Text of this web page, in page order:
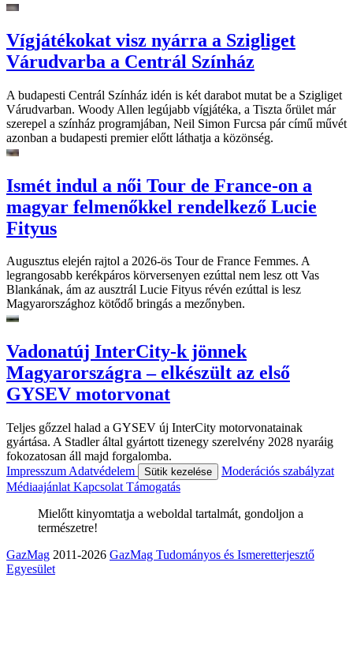
Vígjátékokat visz nyárra a Szigliget
Várudvarba a Centrál Színház
A budapesti Centrál Színház idén is két darabot mutat be a Szigliget
Várudvarban. Woody Allen legújabb vígjátéka, a Tiszta őrület már
szerepel a színház programjában, Neil Simon Furcsa pár című művét
azonban a budapesti premier előtt láthatja a közönség.
Ismét indul a női Tour de France-on a
magyar felmenőkkel rendelkező Lucie
Fityus
Augusztus elején rajtol a 2026-ös Tour de France Femmes. A
legrangosabb kerékpáros körversenyen ezúttal nem lesz ott Vas
Blankának, ám az ausztrál Lucie Fityus révén ezúttal is lesz
Magyarországhoz kötődő bringás a mezőnyben.
Vadonatúj InterCity-k jönnek
Magyarországra – elkészült az első
GYSEV motorvonat
Teljes gőzzel halad a GYSEV új InterCity motorvonatainak
gyártása. A Stadler által gyártott tizenegy szerelvény 2028 nyaráig
fokozatosan áll majd forgalomba.
Impresszum Adatvédelem Sütik kezelése
Moderációs szabályzat
Médiaajánlat Kapcsolat Támogatás
Mielőtt kinyomtatja a weboldal tartalmát, gondoljon a
természetre!
GazMag 2011-2026 GazMag Tudományos és Ismeretterjesztő
Egyesület